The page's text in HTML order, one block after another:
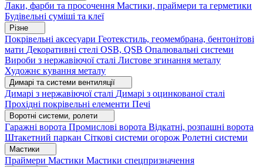
Лаки, фарби та просочення Мастики, праймери та герметики
Будівельні суміші та клеї
Різне
Покрівельні аксесуари Геотекстиль, геомембрана, бентонітові
мати Декоративні стелі OSB, QSB Опалювальні системи
Вироби з нержавіючої сталі Листове згинання металу
Художнє кування металу
Димарі та системи вентиляції
Димарі з нержавіючої сталі Димарі з оцинкованої сталі
Прохідні покрівельні елементи Печі
Воротні системи, ролети
Гаражні ворота Промислові ворота Відкатні, розпашні ворота
Штакетний паркан Сіткові системи огорож Ролетні системи
Мастики
Праймери Мастики Мастики спецпризначення